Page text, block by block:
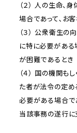
（２） 人の生命
場合であって、お
（３） 公衆衛生
に特に必要がある
が困難であるとき
（４） 国の機関
た者が法令の定め
必要がある場合で
当該事務の遂行